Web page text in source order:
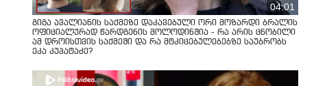
04:01
გიგა ავალიანის საქმეზე დაკავებული ორი მოზარდი ბრალის
ოფიციალურად წარდგენის მოლოდინშია - რა არის ცნობილი
ამ დროისთვის საქმეში და რა მტკიცებულებებზე საუბრობს
ეკა კუპატაძე?